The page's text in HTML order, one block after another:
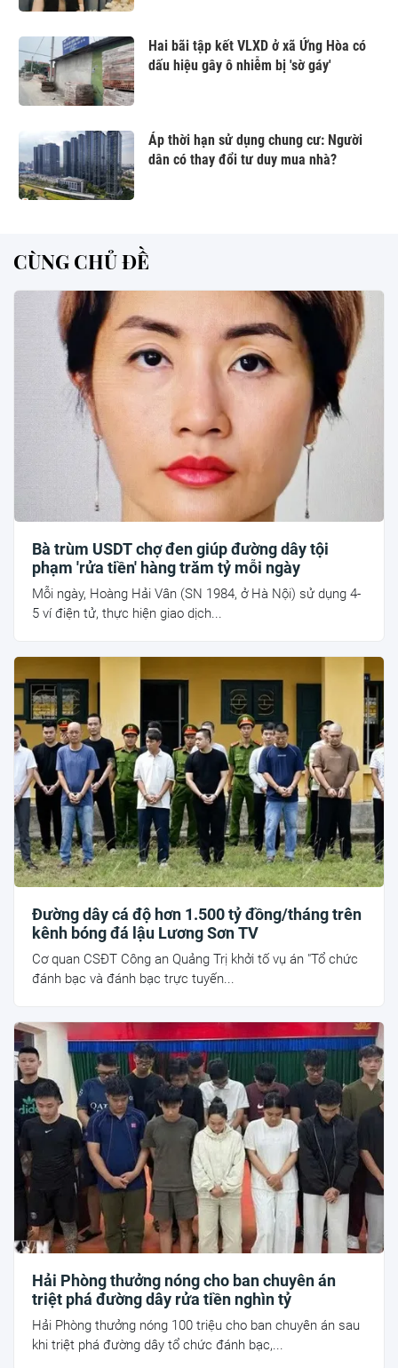
Hai bãi tập kết VLXD ở xã Ứng Hòa có
dấu hiệu gây ô nhiễm bị 'sờ gáy'
Áp thời hạn sử dụng chung cư: Người
dân có thay đổi tư duy mua nhà?
CÙNG CHỦ ĐỀ
Bà trùm USDT chợ đen giúp đường dây tội
phạm 'rửa tiền' hàng trăm tỷ mỗi ngày
Mỗi ngày, Hoàng Hải Vân (SN 1984, ở Hà Nội) sử dụng 4-
5 ví điện tử, thực hiện giao dịch...
Đường dây cá độ hơn 1.500 tỷ đồng/tháng trên
kênh bóng đá lậu Lương Sơn TV
Cơ quan CSĐT Công an Quảng Trị khởi tố vụ án "Tổ chức
đánh bạc và đánh bạc trực tuyến...
Hải Phòng thưởng nóng cho ban chuyên án
triệt phá đường dây rửa tiền nghìn tỷ
Hải Phòng thưởng nóng 100 triệu cho ban chuyên án sau
khi triệt phá đường dây tổ chức đánh bạc,...